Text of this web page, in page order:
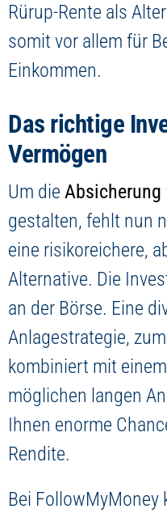
Rürup-Rente als
somit vor allem für
Einkommen.
Das richtige
Vermögen
Um die
gestalten, fehlt nun
eine risikoreichere,
Alternative. Die
an der Börse. Eine
Anlagestrategie,
kombiniert mit
möglichen langen
Ihnen enorme
Rendite.
Bei FollowMyMoney